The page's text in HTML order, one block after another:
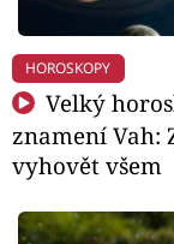
HOROSKOPY
Velký
znamení Vah:
vyhovět všem